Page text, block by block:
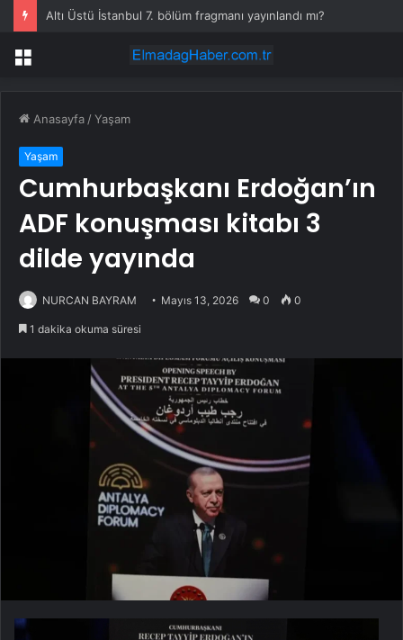
Altı Üstü İstanbul 7. bölüm fragmanı yayınlandı mı?
Menü
Anasayfa /Yaşam
Yaşam
Cumhurbaşkanı Erdoğan’ın
ADF konuşması kitabı 3
dilde yayında
NURCAN BAYRAM Mayıs 13, 2026 0 0
1 dakika okuma süresi